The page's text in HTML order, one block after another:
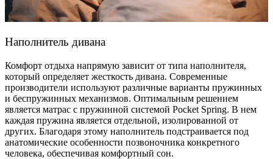
Наполнитель дивана
Комфорт отдыха напрямую зависит от типа наполнителя,
который определяет жесткость дивана. Современные
производители используют различные варианты пружинных
и беспружинных механизмов. Оптимальным решением
является матрас с пружинной системой Pocket Spring. В нем
каждая пружина является отдельной, изолированной от
других. Благодаря этому наполнитель подстраивается под
анатомические особенности позвоночника конкретного
человека, обеспечивая комфортный сон.